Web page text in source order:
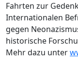
Fahrten zur
Internationalen
gegen
historische
Mehr dazu unter